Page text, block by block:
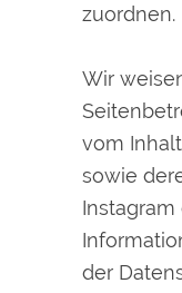
zuordnen.
Wir
vom
sowie
Instagram
der